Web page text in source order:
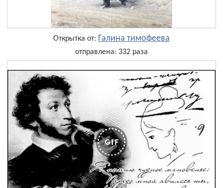
Открытка от: Галина тимофеева
отправлена: 332 раза